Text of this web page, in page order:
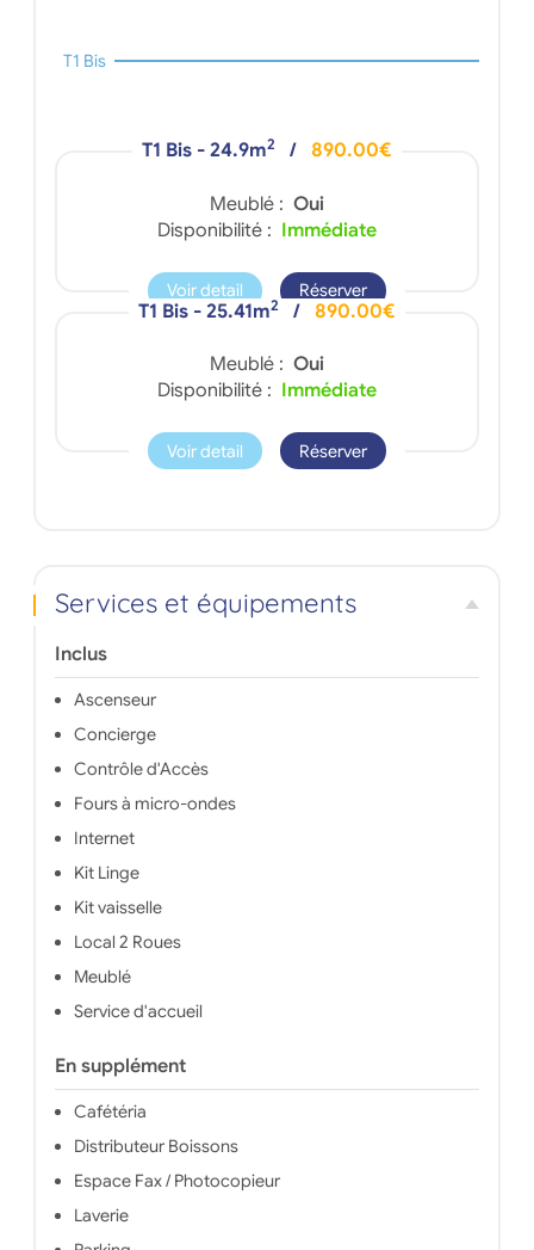
T1 Bis
T1 Bis - 24.9m2 / 890.00€
Meublé : Oui
Disponibilité : Immédiate
Voir detail Réserver
T1 Bis - 25.41m2 / 890.00€
Meublé : Oui
Disponibilité : Immédiate
Voir detail Réserver
Services et équipements
Inclus
Ascenseur
Concierge
Contrôle d'Accès
Fours à micro-ondes
Internet
Kit Linge
Kit vaisselle
Local 2 Roues
Meublé
Service d'accueil
En supplément
Cafétéria
Distributeur Boissons
Espace Fax / Photocopieur
Laverie